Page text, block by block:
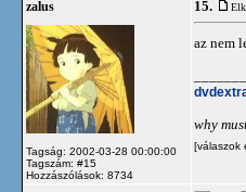
zalus
Tagság: 2002-03-28 00:00:00
Tagszám: #15
Hozzászólások: 8734
15.
az nem
why
[válaszok